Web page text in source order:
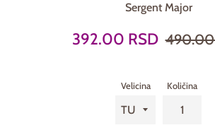
Sergent Major
Prodajna
392.00 RSD
Regularna
490.00
Velicina Količina